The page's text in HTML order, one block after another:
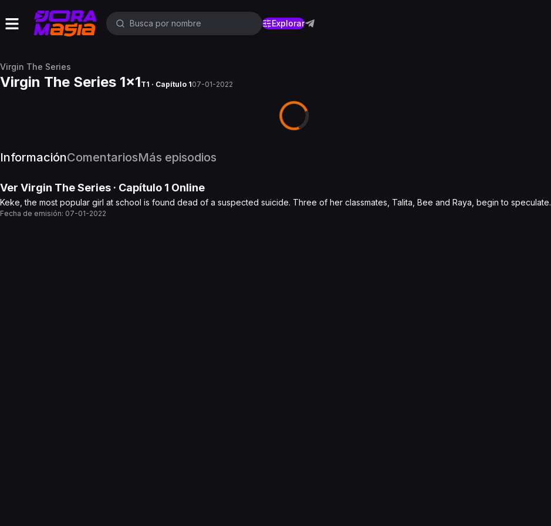
Explorar
Virgin The Series
Virgin The Series 1x1T1 · Capítulo 107-01-2022
InformaciónComentariosMás episodios
Ver Virgin The Series · Capítulo 1 Online
Keke, the most popular girl at school is found dead of a suspected suicide. Three of her classmates, Talita, Bee and Raya, begin to speculate.
Fecha de emisión: 07-01-2022